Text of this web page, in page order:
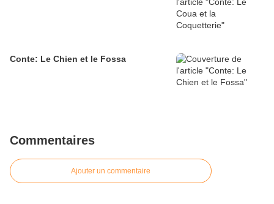
Conte: Le Chien et le Fossa
Commentaires
Ajouter un commentaire